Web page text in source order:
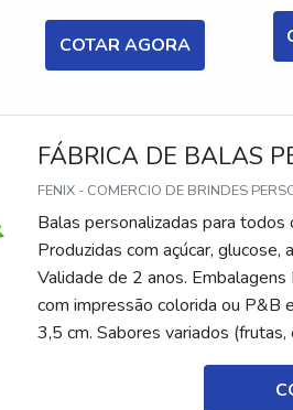
COTAR AGORA
FÁBRICA DE BALAS
FENIX - COMERCIO DE BRINDES
Balas personalizadas para
Produzidas com açúcar,
Validade de 2 anos.
com impressão colorida ou P&B
3,5 cm. Sabores variados
gomas, chicletes, recheadas e